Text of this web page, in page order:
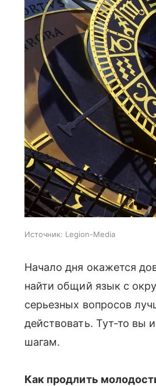
Источник: Legion-Media
Начало дня окажется
найти общий язык с
серьезных вопросов
действовать. Тут-то вы
шагам.
Как продлить